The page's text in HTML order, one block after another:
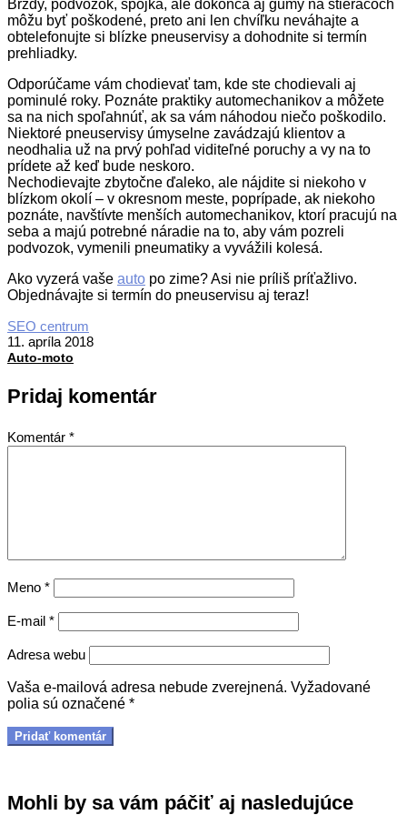
Brzdy, podvozok, spojka, ale dokonca aj gumy na stieračoch
môžu byť poškodené, preto ani len chvíľku neváhajte a
obtelefonujte si blízke pneuservisy a dohodnite si termín
prehliadky.
Odporúčame vám chodievať tam, kde ste chodievali aj
pominulé roky. Poznáte praktiky automechanikov a môžete
sa na nich spoľahnúť, ak sa vám náhodou niečo poškodilo.
Niektoré pneuservisy úmyselne zavádzajú klientov a
neodhalia už na prvý pohľad viditeľné poruchy a vy na to
prídete až keď bude neskoro.
Nechodievajte zbytočne ďaleko, ale nájdite si niekoho v
blízkom okolí – v okresnom meste, poprípade, ak niekoho
poznáte, navštívte menších automechanikov, ktorí pracujú na
seba a majú potrebné náradie na to, aby vám pozreli
podvozok, vymenili pneumatiky a vyvážili kolesá.
Ako vyzerá vaše auto po zime? Asi nie príliš príťažlivo.
Objednávajte si termín do pneuservisu aj teraz!
2018-
04-
11
SEO centrum
11. apríla 2018
Auto-moto
Pridaj komentár
Komentár *
Meno *
E-mail *
Adresa webu
Vaša e-mailová adresa nebude zverejnená. Vyžadované
polia sú označené *
Mohli by sa vám páčiť aj nasledujúce